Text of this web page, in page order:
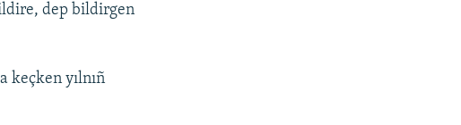
dep bildirgen
keçken yılnıñ